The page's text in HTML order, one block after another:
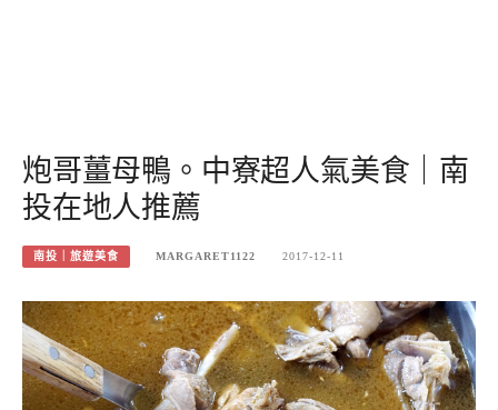
炮哥薑母鴨。中寮超人氣美食｜南
投在地人推薦
南投｜旅遊美食 MARGARET1122 2017-12-11